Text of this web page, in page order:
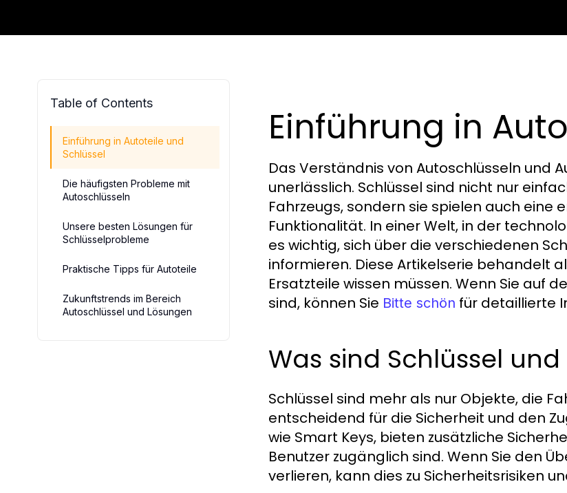
Table of Contents
Einführung in Autoteile und
Schlüssel
Die häufigsten Probleme mit
Autoschlüsseln
Unsere besten Lösungen für
Schlüsselprobleme
Praktische Tipps für Autoteile
Zukunftstrends im Bereich
Autoschlüssel und Lösungen
Einführung in
Das Verständnis von Autoschlüsseln und
unerlässlich. Schlüssel sind nicht nur
Fahrzeugs, sondern sie spielen auch eine
Funktionalität. In einer Welt, in der
es wichtig, sich über die verschiedenen
informieren. Diese Artikelserie behandelt
Ersatzteile wissen müssen. Wenn Sie auf
sind, können Sie Bitte schön für detaillierte
Was sind Schlüssel
Schlüssel sind mehr als nur Objekte, die
entscheidend für die Sicherheit und den
wie Smart Keys, bieten zusätzliche
Benutzer zugänglich sind. Wenn Sie den
verlieren, kann dies zu Sicherheitsrisiken